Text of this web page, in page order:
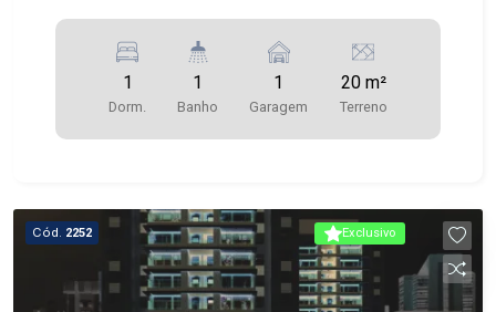
1
Dorm.
1
Banho
1
Garagem
20 m²
Terreno
Exclusivo
Cód. 2252